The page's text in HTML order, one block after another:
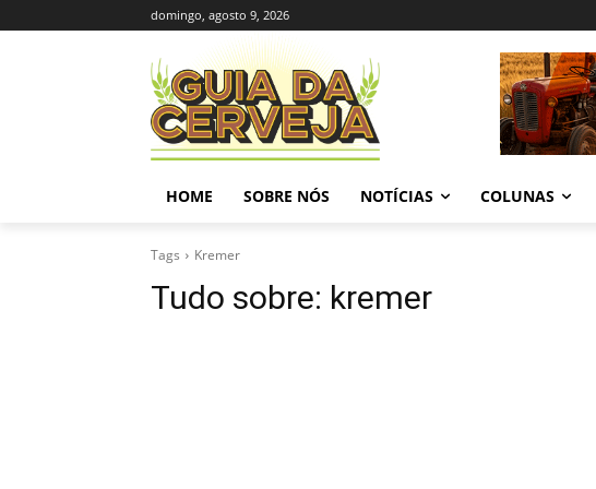
domingo, agosto 9, 2026
HOME SOBRE NÓS NOTÍCIAS COLUNAS
Tags Kremer
Tudo sobre: kremer